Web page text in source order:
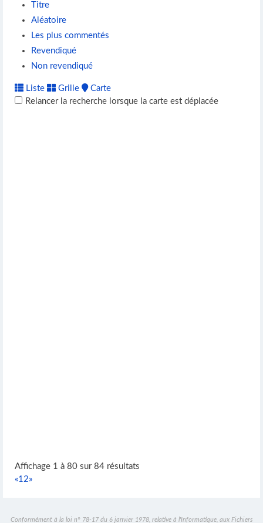
Titre
Aléatoire
Les plus commentés
Revendiqué
Non revendiqué
Liste Grille
Carte
Relancer la recherche lorsque la carte est déplacée
Affichage 1 à 80 sur 84 résultats
«12»
Conformément à la loi n° 78-17 du 6 janvier 1978, relative à l'Informatique, aux Fichiers